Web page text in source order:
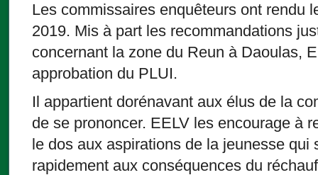
Les commissaires enquêteurs ont rendu
2019. Mis à part les recommandations
concernant la zone du Reun à Daoulas,
approbation du PLUI.
Il appartient dorénavant aux élus de la
de se prononcer. EELV les encourage à
le dos aux aspirations de la jeunesse qui
rapidement aux conséquences du